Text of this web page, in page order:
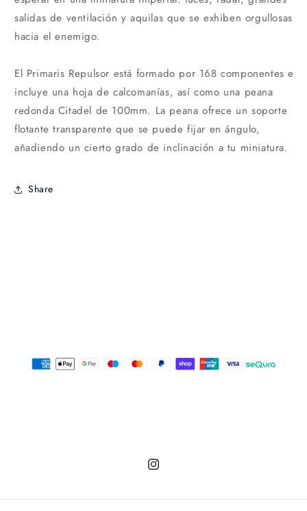
salidas de ventilación y aquilas que se exhiben orgullosas
hacia el enemigo.
El Primaris Repulsor está formado por 168 componentes e
incluye una hoja de calcomanías, así como una peana
redonda Citadel de 100mm. La peana ofrece un soporte
flotante transparente que se puede fijar en ángulo,
añadiendo un cierto grado de inclinación a tu miniatura.
Share
Instagram